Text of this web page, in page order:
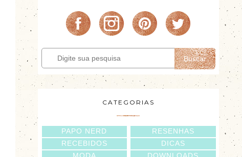
Buscar
CATEGORIAS
RESENHAS
DICAS
DOWNLOADS
PAPO NERD
RECEBIDOS
MODA